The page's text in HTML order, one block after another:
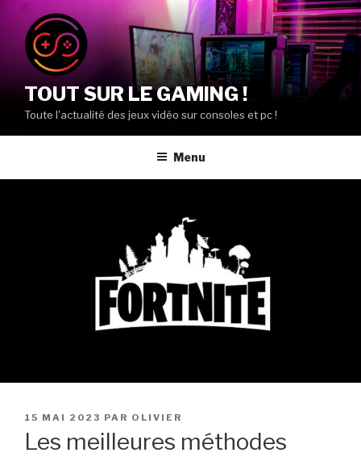
contenu
principal
TOUT SUR LE GAMING !
Toute l'actualité des jeux vidéo sur consoles et pc !
Menu
PUBLIÉ
LE
15 MAI 2023 PAR OLIVIER
Les meilleures méthodes